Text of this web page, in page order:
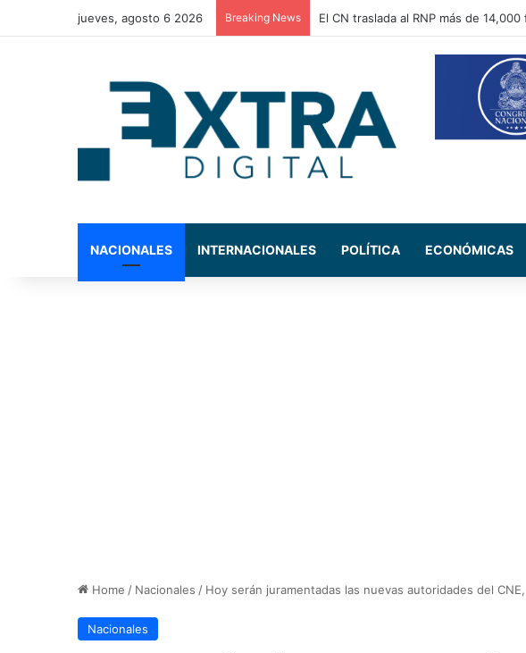
jueves, agosto 6 2026 Breaking News El CN traslada al RNP más de
NACIONALES INTERNACIONALES POLÍTICA ECONÓMICAS
Home / Nacionales / Hoy serán juramentadas las nuevas autoridades del CNE,
Nacionales